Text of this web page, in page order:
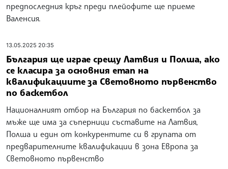
предпоследния кръг преди плейофите ще приеме
Валенсия.
13.05.2025 20:35
България ще играе срещу Латвия и Полша, ако
се класира за основния етап на
квалификациите за Световното първенство
по баскетбол
Националният отбор на България по баскетбол за
мъже ще има за съперници съставите на Латвия,
Полша и един от конкурентите си в групата от
предварителните квалификации в зона Европа за
Световното първенство